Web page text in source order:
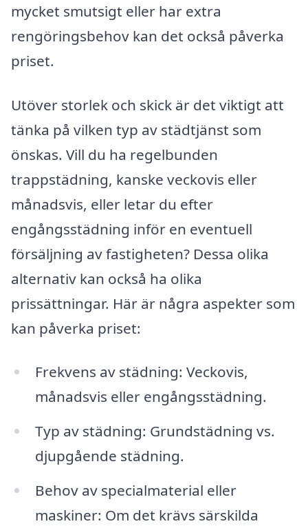
mycket smutsigt eller har extra
rengöringsbehov kan det också påverka
priset.
Utöver storlek och skick är det viktigt att
tänka på vilken typ av städtjänst som
önskas. Vill du ha regelbunden
trappstädning, kanske veckovis eller
månadsvis, eller letar du efter
engångsstädning inför en eventuell
försäljning av fastigheten? Dessa olika
alternativ kan också ha olika
prissättningar. Här är några aspekter som
kan påverka priset:
Frekvens av städning: Veckovis,
månadsvis eller engångsstädning.
Typ av städning: Grundstädning vs.
djupgående städning.
Behov av specialmaterial eller
maskiner: Om det krävs särskilda